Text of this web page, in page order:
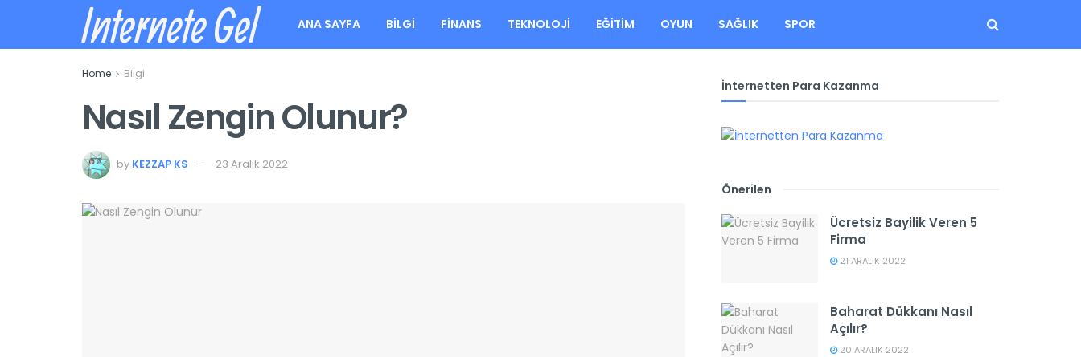
Internete Gel ANA SAYFA BILGI FINANS TEKNOLOJI EĞITIM OYUN SAĞLIK SPOR
Home Bilgi
Nasıl Zengin Olunur?
by KEZZAP KS 23 Aralık 2022
İnternetten Para Kazanma
Önerilen
Ücretsiz Bayilik Veren 5
Firma
21 ARALIK 2022
Baharat Dükkanı Nasıl
Açılır?
20 ARALIK 2022